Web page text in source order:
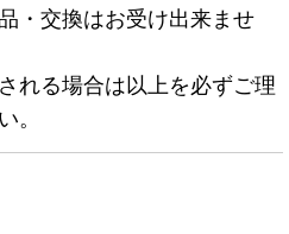
・交換はお受け出来ませ
れる場合は以上を必ずご理
。